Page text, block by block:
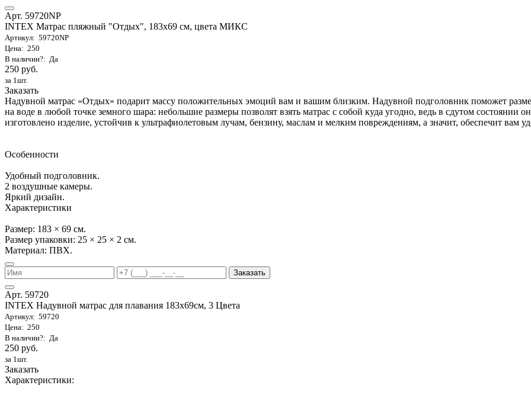
Арт. 59720NP
INTEX Матрас пляжный "Отдых", 183х69 см, цвета МИКС
Артикул: 59720NP
Цена: 250
В наличии?: Да
250 руб.
за 1шт.
Заказать
Надувной матрас «Отдых» подарит массу положительных эмоций вам и вашим близким. Надувной подголовник поможет
на воде в любой точке земного шара: небольшие размеры позволят взять матрас с собой куда угодно, ведь в сдутом состоянии
изготовлено изделие, устойчив к ультрафиолетовым лучам, бензину, маслам и мелким повреждениям, а значит, обеспечит вам
Особенности
Удобный подголовник.
2 воздушные камеры.
Яркий дизайн.
Характеристики
Размер: 183 × 69 см.
Размер упаковки: 25 × 25 × 2 см.
Материал: ПВХ.
Заказать
Арт. 59720
INTEX Надувной матрас для плавания 183х69см, 3 Цвета
Артикул: 59720
Цена: 250
В наличии?: Да
250 руб.
за 1шт.
Заказать
Характеристики: